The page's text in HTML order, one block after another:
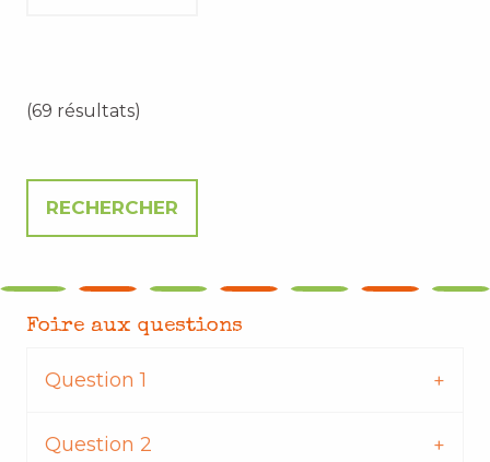
(69 résultats)
Foire aux questions
Question 1
Question 2